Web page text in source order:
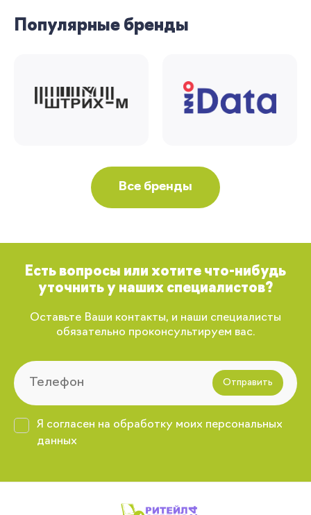
Популярные бренды
Все бренды
Есть вопросы или хотите что-нибудь
уточнить у наших специалистов?
Оставьте Ваши контакты, и наши специалисты
обязательно проконсультируем вас.
Отправить
Я согласен на обработку моих персональных
данных